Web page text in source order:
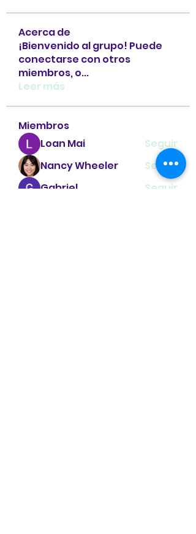
Acerca de
¡Bienvenido al grupo! Puede
conectarse con otros
miembros, o...
Leer más
Miembros
Loan Mai
Seguir
Nancy Wheeler
Seguir
Gabriel
Seguir